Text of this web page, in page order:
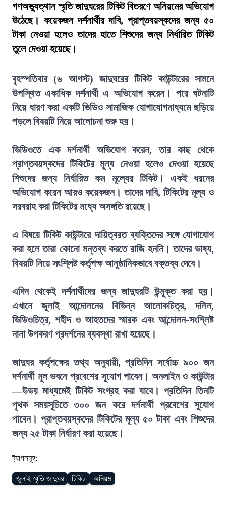
গণঅভ্যুত্থান স্মৃতি জাদুঘরের টিকিট বিতরণে অনিয়মের অভিযোগ
উঠেছে। কয়েকজন দর্শনার্থীর দাবি, প্রাপ্তবয়স্কদের জন্য ৫০
টাকা নেওয়া হলেও তাদের হাতে শিশুদের জন্য নির্ধারিত টিকিট
তুলে দেওয়া হয়েছে।
বৃহস্পতিবার (৬ আগস্ট) জাদুঘরের টিকিট কাউন্টারের সামনে
উপস্থিত একাধিক দর্শনার্থী এ অভিযোগ করেন। পরে ঘটনাটি
নিয়ে ধারণ করা একটি ভিডিও সামাজিক যোগাযোগমাধ্যমে ছড়িয়ে
পড়লে বিষয়টি নিয়ে আলোচনা শুরু হয়।
ভিডিওতে এক দর্শনার্থী অভিযোগ করেন, তার কাছ থেকে
প্রাপ্তবয়স্কদের টিকিটের মূল্য নেওয়া হলেও দেওয়া হয়েছে
শিশুদের জন্য নির্ধারিত কম মূল্যের টিকিট। একই ধরনের
অভিযোগ করেন আরও কয়েকজন। তাদের দাবি, টিকিটের মূল্য ও
সরবরাহ করা টিকিটের মধ্যে অসঙ্গতি রয়েছে।
এ বিষয়ে টিকিট কাউন্টারে দায়িত্বরত ব্যক্তিদের সঙ্গে যোগাযোগ
করা হলে তারা কোনো মন্তব্য করতে রাজি হননি। তাদের ভাষ্য,
বিষয়টি নিয়ে সংশ্লিষ্ট কর্তৃপক্ষ আনুষ্ঠানিকভাবে বক্তব্য দেবে।
এদিন থেকেই দর্শনার্থীদের জন্য জাদুঘরটি উন্মুক্ত করা হয়।
এখানে জুলাই আন্দোলনের বিভিন্ন আলোকচিত্র, দলিল,
ভিডিওচিত্র, শহীদ ও আহতদের স্মারক এবং আন্দোলন-সংশ্লিষ্ট
নানা উপকরণ প্রদর্শনের ব্যবস্থা রাখা হয়েছে।
জাদুঘর কর্তৃপক্ষের তথ্য অনুযায়ী, প্রতিদিন সর্বোচ্চ ৯০০ জন
দর্শনার্থী মূল ভবনে প্রবেশের সুযোগ পাবেন। অনলাইন ও কাউন্টার
—উভয় মাধ্যমেই টিকিট সংগ্রহ করা যাবে। প্রতিদিন তিনটি
পৃথক সময়সূচিতে ৩০০ জন করে দর্শনার্থী প্রবেশের সুযোগ
পাবেন। প্রাপ্তবয়স্কদের টিকিটের মূল্য ৫০ টাকা এবং শিশুদের
জন্য ২৫ টাকা নির্ধারণ করা হয়েছে।
ট্যাগসমূহ:
জুলাই স্মৃতি জাদুঘর টিকিট অনিয়ম